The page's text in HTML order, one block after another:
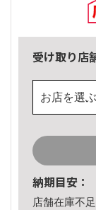
受け取り店
お店を選ぶ
納期目安：
店舗在庫不